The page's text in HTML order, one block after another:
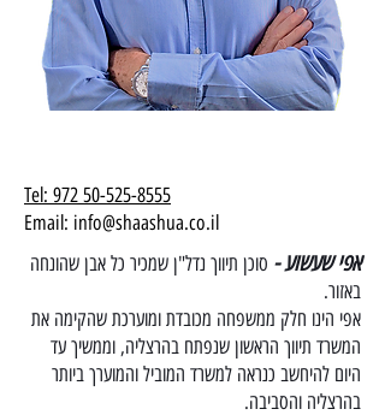
Tel: 972 50-525-8555
Email: info@shaashua.co.il
אפי שעשוע - סוכן תיווך נדל"ן שמכיר כל אבן שהונחה
באזור.
אפי הינו חלק ממשפחה מכובדת ומוערכת שהקימה את
המשרד תיווך הראשון שנפתח בהרצליה, וממשיך עד
היום להיחשב כנראה למשרד המוביל והמוערך ביותר
בהרצליה והסביבה.